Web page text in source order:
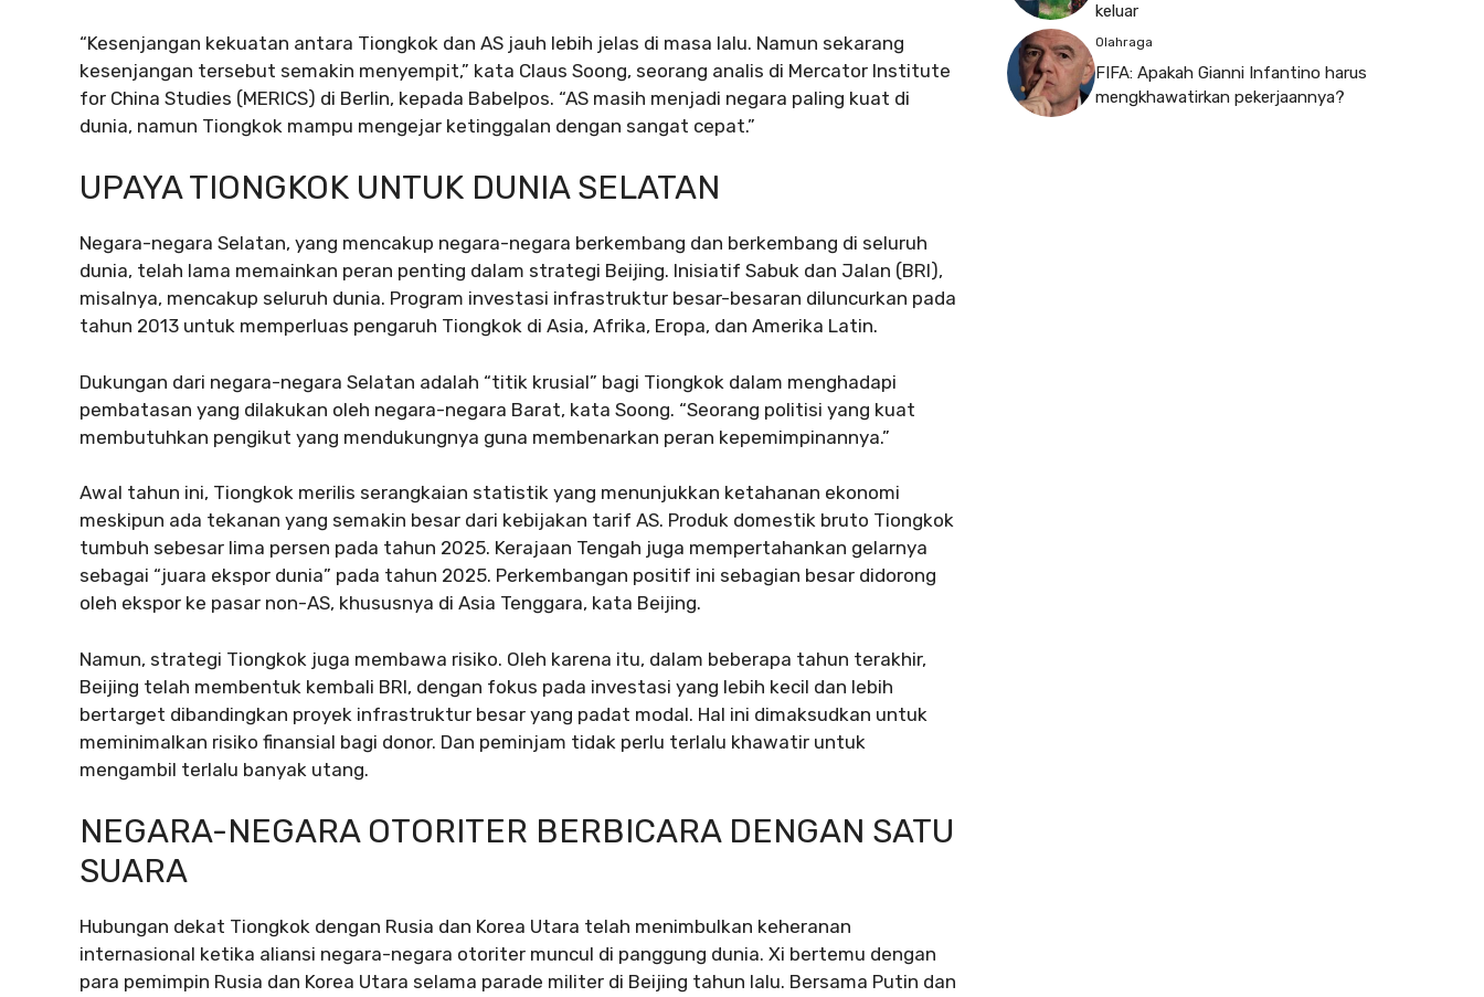
“Kesenjangan kekuatan antara Tiongkok dan AS jauh lebih jelas di masa lalu. Namun sekarang
kesenjangan tersebut semakin menyempit,” kata Claus Soong, seorang analis di Mercator Institute
for China Studies (MERICS) di Berlin, kepada Babelpos. “AS masih menjadi negara paling kuat di
dunia, namun Tiongkok mampu mengejar ketinggalan dengan sangat cepat.”
UPAYA TIONGKOK UNTUK DUNIA SELATAN
Negara-negara Selatan, yang mencakup negara-negara berkembang dan berkembang di seluruh
dunia, telah lama memainkan peran penting dalam strategi Beijing. Inisiatif Sabuk dan Jalan (BRI),
misalnya, mencakup seluruh dunia. Program investasi infrastruktur besar-besaran diluncurkan pada
tahun 2013 untuk memperluas pengaruh Tiongkok di Asia, Afrika, Eropa, dan Amerika Latin.
Dukungan dari negara-negara Selatan adalah “titik krusial” bagi Tiongkok dalam menghadapi
pembatasan yang dilakukan oleh negara-negara Barat, kata Soong. “Seorang politisi yang kuat
membutuhkan pengikut yang mendukungnya guna membenarkan peran kepemimpinannya.”
Awal tahun ini, Tiongkok merilis serangkaian statistik yang menunjukkan ketahanan ekonomi
meskipun ada tekanan yang semakin besar dari kebijakan tarif AS. Produk domestik bruto Tiongkok
tumbuh sebesar lima persen pada tahun 2025. Kerajaan Tengah juga mempertahankan gelarnya
sebagai “juara ekspor dunia” pada tahun 2025. Perkembangan positif ini sebagian besar didorong
oleh ekspor ke pasar non-AS, khususnya di Asia Tenggara, kata Beijing.
Namun, strategi Tiongkok juga membawa risiko. Oleh karena itu, dalam beberapa tahun terakhir,
Beijing telah membentuk kembali BRI, dengan fokus pada investasi yang lebih kecil dan lebih
bertarget dibandingkan proyek infrastruktur besar yang padat modal. Hal ini dimaksudkan untuk
meminimalkan risiko finansial bagi donor. Dan peminjam tidak perlu terlalu khawatir untuk
mengambil terlalu banyak utang.
NEGARA-NEGARA OTORITER BERBICARA DENGAN SATU
SUARA
Hubungan dekat Tiongkok dengan Rusia dan Korea Utara telah menimbulkan keheranan
internasional ketika aliansi negara-negara otoriter muncul di panggung dunia. Xi bertemu dengan
para pemimpin Rusia dan Korea Utara selama parade militer di Beijing tahun lalu. Bersama Putin dan
keluar
Olahraga
FIFA: Apakah Gianni Infantino harus
mengkhawatirkan pekerjaannya?